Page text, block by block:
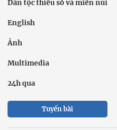
Dân tộc thiểu số và miền núi
English
Ảnh
Multimedia
24h qua
Tuyến bài